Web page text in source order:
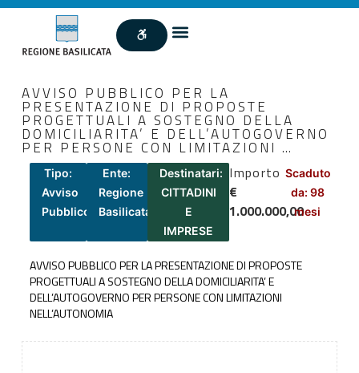
AVVISO PUBBLICO PER LA
PRESENTAZIONE DI PROPOSTE
PROGETTUALI A SOSTEGNO DELLA
DOMICILIARITA’ E DELL’AUTOGOVERNO
PER PERSONE CON LIMITAZIONI …
Tipo:
Avviso
Pubblico
Ente:
Regione
Basilicata
Destinatari:
CITTADINI
E
IMPRESE
Importo
€
1.000.000,00
Scaduto
da: 98
mesi
AVVISO PUBBLICO PER LA PRESENTAZIONE DI PROPOSTE
PROGETTUALI A SOSTEGNO DELLA DOMICILIARITA’ E
DELL’AUTOGOVERNO PER PERSONE CON LIMITAZIONI
NELL’AUTONOMIA